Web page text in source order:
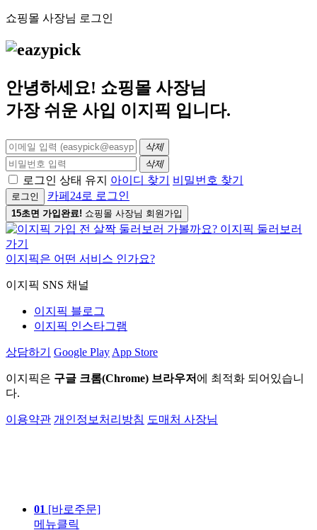
쇼핑몰 사장님 로그인
안녕하세요! 쇼핑몰 사장님
가장 쉬운 사입 이지픽 입니다.
삭제
삭제
로그인 상태 유지 아이디 찾기 비밀번호 찾기
로그인 카페24로 로그인
15초면 가입완료! 쇼핑몰 사장님 회원가입
이지픽은 어떤 서비스 인가요?
이지픽 SNS 채널
이지픽 블로그
이지픽 인스타그램
상담하기 Google Play App Store
이지픽은 구글 크롬(Chrome) 브라우저 에 최적화 되어있습니
다.
이용약관 개인정보처리방침 도매처 사장님
01 [바로주문]
메뉴클릭